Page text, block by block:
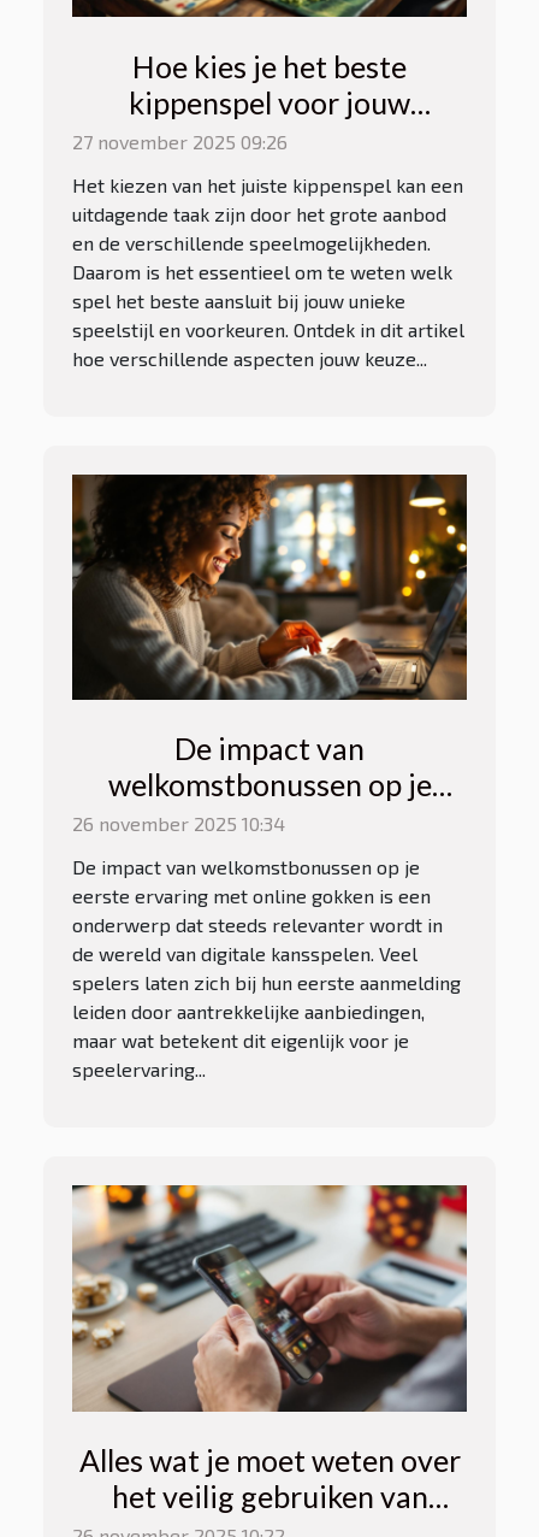
Hoe kies je het beste
kippenspel voor jouw
speelstijl?
27 november 2025 09:26
Het kiezen van het juiste kippenspel kan een
uitdagende taak zijn door het grote aanbod
en de verschillende speelmogelijkheden.
Daarom is het essentieel om te weten welk
spel het beste aansluit bij jouw unieke
speelstijl en voorkeuren. Ontdek in dit artikel
hoe verschillende aspecten jouw keuze...
De impact van
welkomstbonussen op je
eerste ervaring met online
gokken
26 november 2025 10:34
De impact van welkomstbonussen op je
eerste ervaring met online gokken is een
onderwerp dat steeds relevanter wordt in
de wereld van digitale kansspelen. Veel
spelers laten zich bij hun eerste aanmelding
leiden door aantrekkelijke aanbiedingen,
maar wat betekent dit eigenlijk voor je
speelervaring...
Alles wat je moet weten over
het veilig gebruiken van